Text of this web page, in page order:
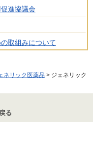
進協議会
取組みについて
ネリック医薬品 > ジェネリック
る